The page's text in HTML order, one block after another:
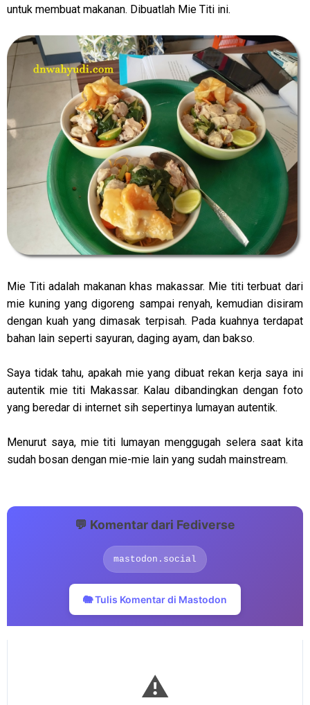
untuk membuat makanan. Dibuatlah Mie Titi ini.
Mie Titi adalah makanan khas makassar. Mie titi terbuat dari
mie kuning yang digoreng sampai renyah, kemudian disiram
dengan kuah yang dimasak terpisah. Pada kuahnya terdapat
bahan lain seperti sayuran, daging ayam, dan bakso.
Saya tidak tahu, apakah mie yang dibuat rekan kerja saya ini
autentik mie titi Makassar. Kalau dibandingkan dengan foto
yang beredar di internet sih sepertinya lumayan autentik.
Menurut saya, mie titi lumayan menggugah selera saat kita
sudah bosan dengan mie-mie lain yang sudah mainstream.
💬 Komentar dari Fediverse
mastodon.social
🐘 Tulis Komentar di Mastodon
⚠️